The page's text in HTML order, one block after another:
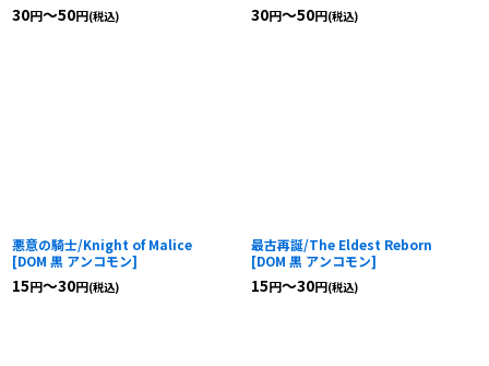
30円～50円(税込) 30円～50円(税込)
悪意の騎士/Knight of Malice
[DOM 黒 アンコモン]
15円～30円(税込)
最古再誕/The Eldest Reborn
[DOM 黒 アンコモン]
15円～30円(税込)